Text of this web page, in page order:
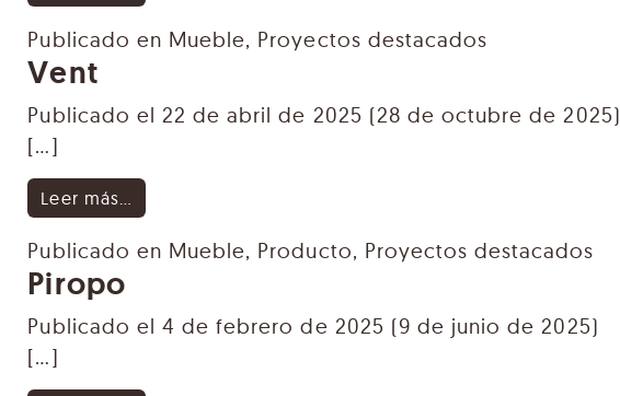
Publicado en Mueble, Proyectos destacados
Vent
Publicado el 22 de abril de 2025 (28 de octubre de 2025)
[…]
Leer más…
Publicado en Mueble, Producto, Proyectos destacados
Piropo
Publicado el 4 de febrero de 2025 (9 de junio de 2025)
[…]